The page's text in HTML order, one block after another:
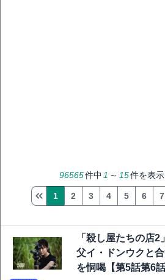
96565件中1 ～ 15件を表示
1 2 3 4 5 6 7
「殺し屋たちの店
父イ・ドンウクと
を恫喝【第5話第6話